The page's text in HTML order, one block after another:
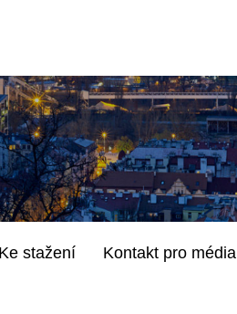
Ke stažení Kontakt pro média